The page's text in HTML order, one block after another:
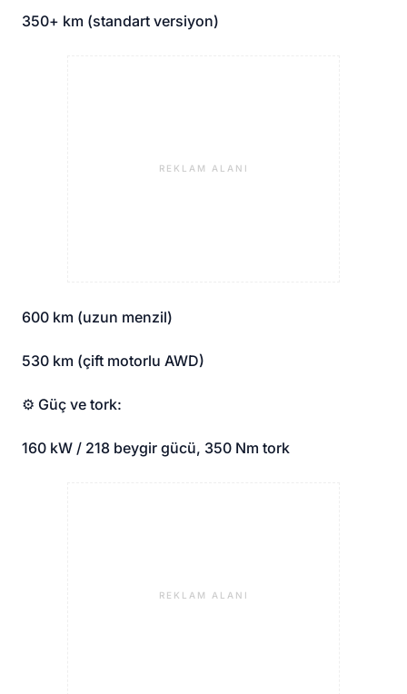
350+ km (standart versiyon)
REKLAM ALANI
600 km (uzun menzil)
530 km (çift motorlu AWD)
⚙️ Güç ve tork:
160 kW / 218 beygir gücü, 350 Nm tork
REKLAM ALANI